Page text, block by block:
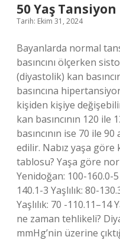
50 Yaş Tansiyon
Tarih: Ekim 31, 2024
Bayanlarda normal
basıncını ölçerken
(diyastolik) kan
basıncına
kişiden kişiye
kan basıncının 120 ile
basıncının ise 70 ile
edilir. Nabız yaşa göre
tablosu? Yaşa göre
Yenidoğan: 100-160.0-5
140.1-3 Yaşlılık: 80-
Yaşlılık: 70 -
ne zaman tehlikeli?
mmHg’nin üzerine